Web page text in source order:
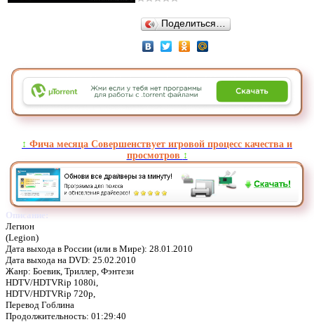
Поделиться…
↕️ Фича месяца Совершенствует игровой процесс качества и
просмотров ↕️
Описание:
Легион
(Legion)
Дата выхода в России (или в Мире): 28.01.2010
Дата выхода на DVD: 25.02.2010
Жанр: Боевик, Триллер, Фэнтези
HDTV/HDTVRip 1080i,
HDTV/HDTVRip 720p,
Перевод Гоблина
Продолжительность: 01:29:40